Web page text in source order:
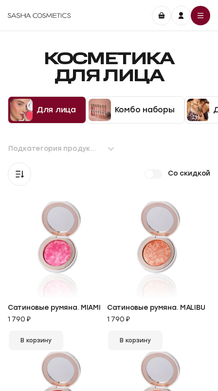
КОСМЕТИКА
ДЛЯ ЛИЦА
Для лица Комбо наборы
Подкатегория продукта
Со скидкой
Сатиновые румяна. MIAMI
1 790 ₽
В корзину
Сатиновые румяна. MALIBU
1 790 ₽
В корзину